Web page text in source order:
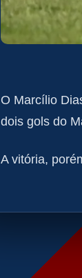
O Marcílio
dois gols do
A vitória,